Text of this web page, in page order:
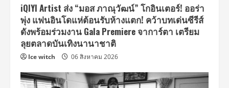
iQIYI Artist ส่ง “มอส ภาณุวัฒน์” โกอินเตอร์! ออร่า
พุ่ง แฟนอินโดแห่ต้อนรับห้างแตก! คว้าบทเด่นซีรีส์
ดังพร้อมร่วมงาน Gala Premiere จาการ์ตา เตรียม
ลุยตลาดบันเทิงนานาชาติ
Ice witch 06 สิงหาคม 2026